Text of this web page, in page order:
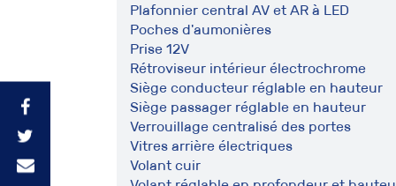
Plafonnier central AV et AR à LED
Poches d'aumonières
Prise 12V
Rétroviseur intérieur électrochrome
Siège conducteur réglable en hauteur
Siège passager réglable en hauteur
Verrouillage centralisé des portes
Vitres arrière électriques
Volant cuir